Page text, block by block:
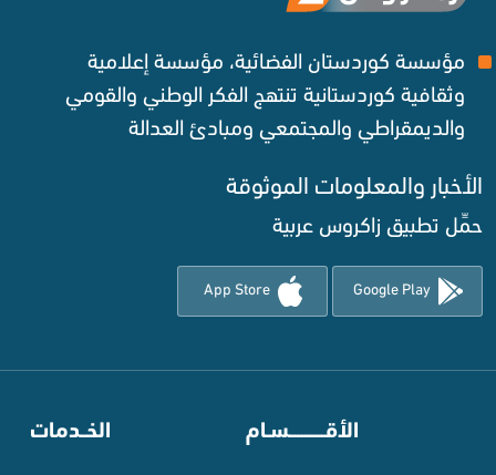
مؤسسة كوردستان الفضائية، مؤسسة إعلامية
وثقافية كوردستانية تنتهج الفكر الوطني والقومي
والديمقراطي والمجتمعي ومبادئ العدالة ‌
الأخبار والمعلومات الموثوقة‌
حمِّل تطبيق زاكروس عربية
Google Play
App Store
الأقـــــــــــسـام الخــدمات